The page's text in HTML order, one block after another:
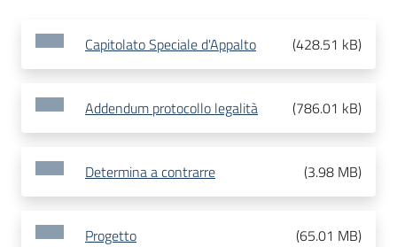
Capitolato Speciale d'Appalto (428.51 kB)
Addendum protocollo legalità (786.01 kB)
Determina a contrarre (3.98 MB)
Progetto (65.01 MB)